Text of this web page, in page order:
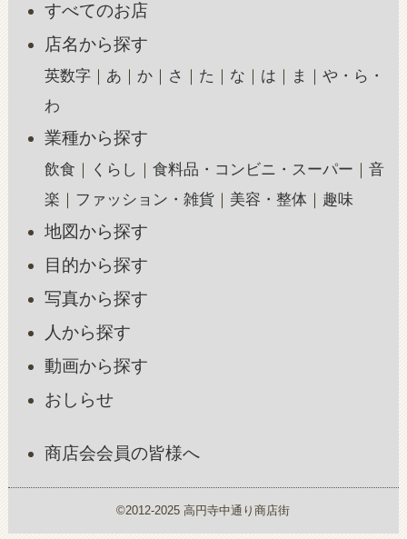
すべてのお店
店名から探す
英数字 あ か さ た な は ま
や・ら・
わ
業種から探す
飲食 くらし 食料品・コンビニ・スーパー
音
楽
ファッション・雑貨 美容・整体 趣味
地図から探す
目的から探す
写真から探す
人から探す
動画から探す
おしらせ
商店会会員の皆様へ
©2012-2025 高円寺中通り商店街